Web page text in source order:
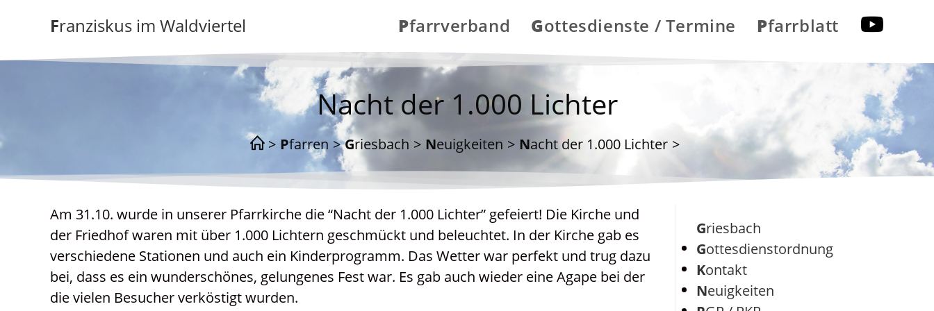
Franziskus im Waldviertel Pfarrverband Gottesdienste / Termine Pfarrblatt
Nacht der 1.000 Lichter
> Pfarren > Griesbach > Neuigkeiten > Nacht der 1.000 Lichter >
Griesbach
Gottesdienstordnung
Kontakt
Neuigkeiten
Am 31.10. wurde in unserer Pfarrkirche die “Nacht der 1.000 Lichter” gefeiert! Die Kirche und
der Friedhof waren mit über 1.000 Lichtern geschmückt und beleuchtet. In der Kirche gab es
verschiedene Stationen und auch ein Kinderprogramm. Das Wetter war perfekt und trug dazu
bei, dass es ein wunderschönes, gelungenes Fest war. Es gab auch wieder eine Agape bei der
die vielen Besucher verköstigt wurden.